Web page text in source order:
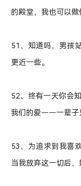
的殿堂，我也可以做
51、知道吗，男孩
更近一些。
52、终有一天你会
我们的爱——一辈子
53、为追求到我喜
当我放弃这一切后，